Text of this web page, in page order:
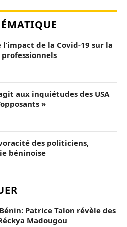
de la Covid-19 sur la
aux inquiétudes des USA
»
des politiciens,
béninoise
Patrice Talon révèle des
Madougou